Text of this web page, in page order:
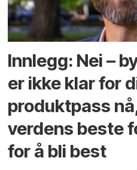
Innlegg: Nei –
er ikke klar for
produktpass
verdens beste
for å bli best